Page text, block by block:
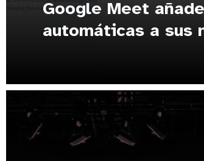
Google Meet
automáticas a sus